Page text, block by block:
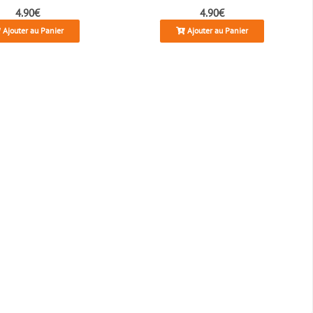
4.90€
Ajouter au Panier
4.90€
Ajouter au Panier